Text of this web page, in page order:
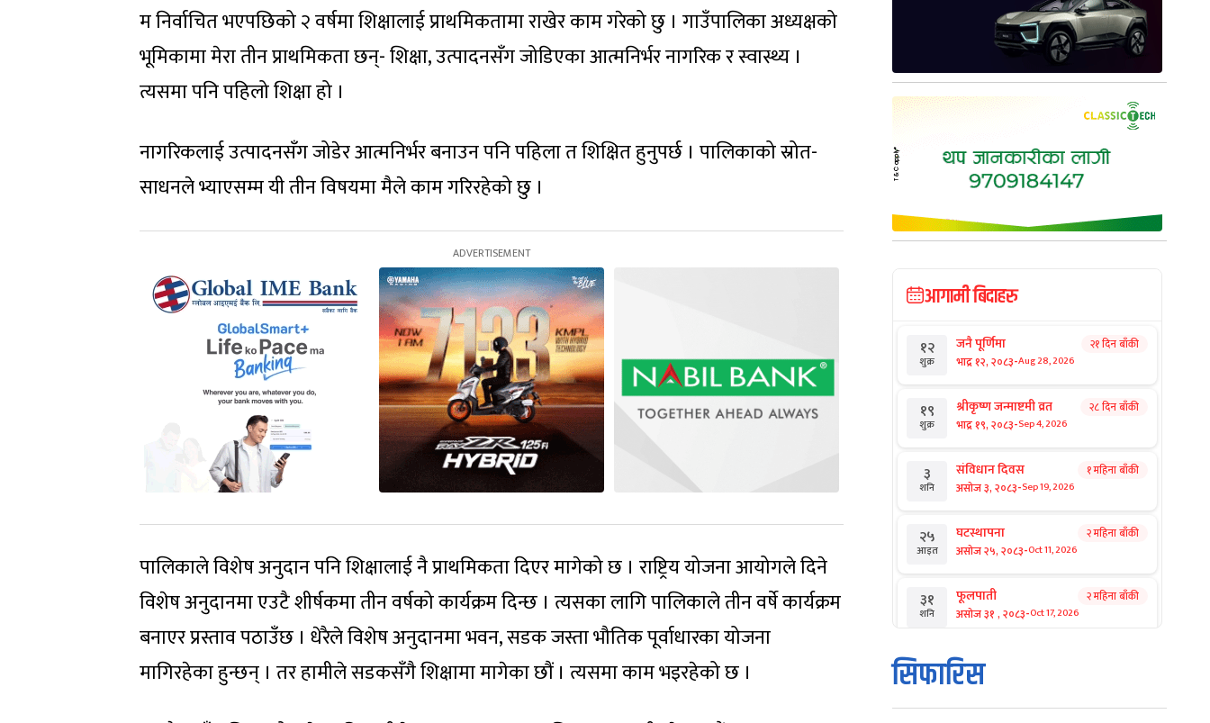
म निर्वाचित भएपछिको २ वर्षमा शिक्षालाई प्राथमिकतामा राखेर काम गरेको छु । गाउँपालिका अध्यक्षको
भूमिकामा मेरा तीन प्राथमिकता छन्- शिक्षा, उत्पादनसँग जोडिएका आत्मनिर्भर नागरिक र स्वास्थ्य ।
त्यसमा पनि पहिलो शिक्षा हो ।
नागरिकलाई उत्पादनसँग जोडेर आत्मनिर्भर बनाउन पनि पहिला त शिक्षित हुनुपर्छ । पालिकाको स्रोत-
साधनले भ्याएसम्म यी तीन विषयमा मैले काम गरिरहेको छु ।
पालिकाले विशेष अनुदान पनि शिक्षालाई नै प्राथमिकता दिएर मागेको छ । राष्ट्रिय योजना आयोगले दिने
विशेष अनुदानमा एउटै शीर्षकमा तीन वर्षको कार्यक्रम दिन्छ । त्यसका लागि पालिकाले तीन वर्षे कार्यक्रम
बनाएर प्रस्ताव पठाउँछ । धेरैले विशेष अनुदानमा भवन, सडक जस्ता भौतिक पूर्वाधारका योजना
मागिरहेका हुन्छन् । तर हामीले सडकसँगै शिक्षामा मागेका छौं । त्यसमा काम भइरहेको छ ।
आगामी बिदाहरु
१२
शुक्र
जनै पूर्णिमा
भाद्र १२, २०८३-Aug 28, 2026
२१ दिन बाँकी
१९
शुक्र
श्रीकृष्ण जन्माष्टमी व्रत
भाद्र १९, २०८३-Sep 4, 2026
२८ दिन बाँकी
३
शनि
संविधान दिवस
असोज ३, २०८३-Sep 19, 2026
१ महिना बाँकी
२५
आइत
घटस्थापना
असोज २५, २०८३-Oct 11, 2026
२ महिना बाँकी
३१
शनि
फूलपाती
असोज ३१ , २०८३-Oct 17, 2026
२ महिना बाँकी
१
आइत
कार्तिक सङ्क्रान्ति
कार्तिक १, २०८३
सिफारिस